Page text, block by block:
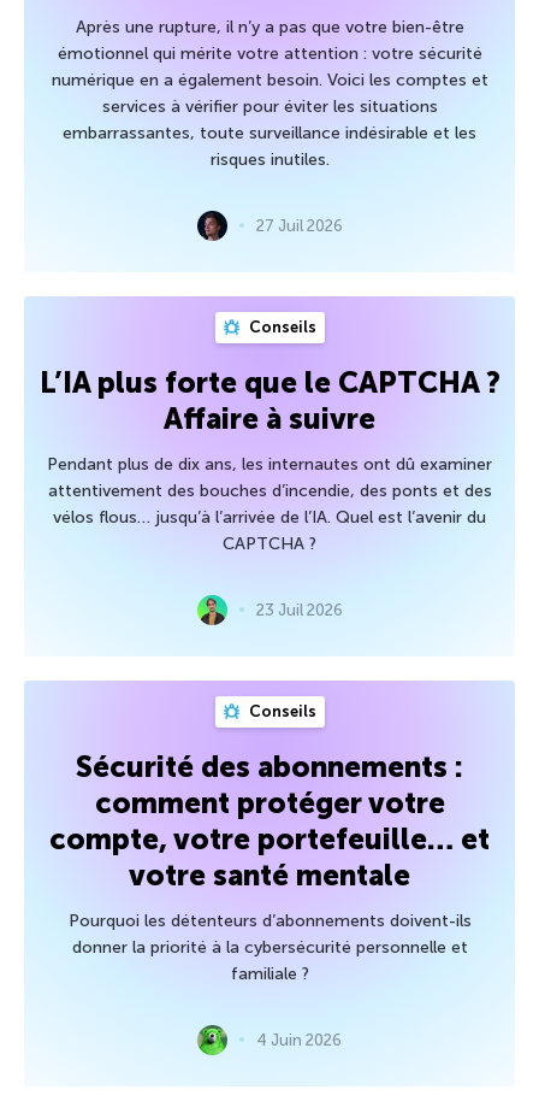
Après une rupture, il n’y a pas que votre bien-être
émotionnel qui mérite votre attention : votre sécurité
numérique en a également besoin. Voici les comptes et
services à vérifier pour éviter les situations
embarrassantes, toute surveillance indésirable et les
risques inutiles.
27 Juil 2026
Conseils
L’IA plus forte que le CAPTCHA ?
Affaire à suivre
Pendant plus de dix ans, les internautes ont dû examiner
attentivement des bouches d’incendie, des ponts et des
vélos flous… jusqu’à l’arrivée de l’IA. Quel est l’avenir du
CAPTCHA ?
23 Juil 2026
Conseils
Sécurité des abonnements :
comment protéger votre
compte, votre portefeuille… et
votre santé mentale
Pourquoi les détenteurs d’abonnements doivent-ils
donner la priorité à la cybersécurité personnelle et
familiale ?
4 Juin 2026